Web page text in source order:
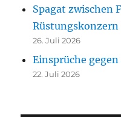
Spagat zwischen
Rüstungskonzern
26. Juli 2026
Einsprüche
22. Juli 2026